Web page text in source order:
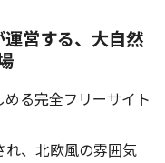
営する、大自然
る完全フリーサイト
れ、北欧⾵の雰囲気